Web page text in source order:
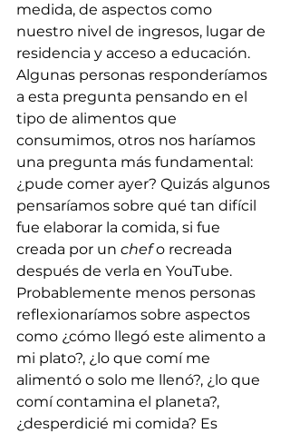
medida, de aspectos como
nuestro nivel de ingresos, lugar de
residencia y acceso a educación.
Algunas personas responderíamos
a esta pregunta pensando en el
tipo de alimentos que
consumimos, otros nos haríamos
una pregunta más fundamental:
¿pude comer ayer? Quizás algunos
pensaríamos sobre qué tan difícil
fue elaborar la comida, si fue
creada por un chef o recreada
después de verla en YouTube.
Probablemente menos personas
reflexionaríamos sobre aspectos
como ¿cómo llegó este alimento a
mi plato?, ¿lo que comí me
alimentó o solo me llenó?, ¿lo que
comí contamina el planeta?,
¿desperdicié mi comida? Es